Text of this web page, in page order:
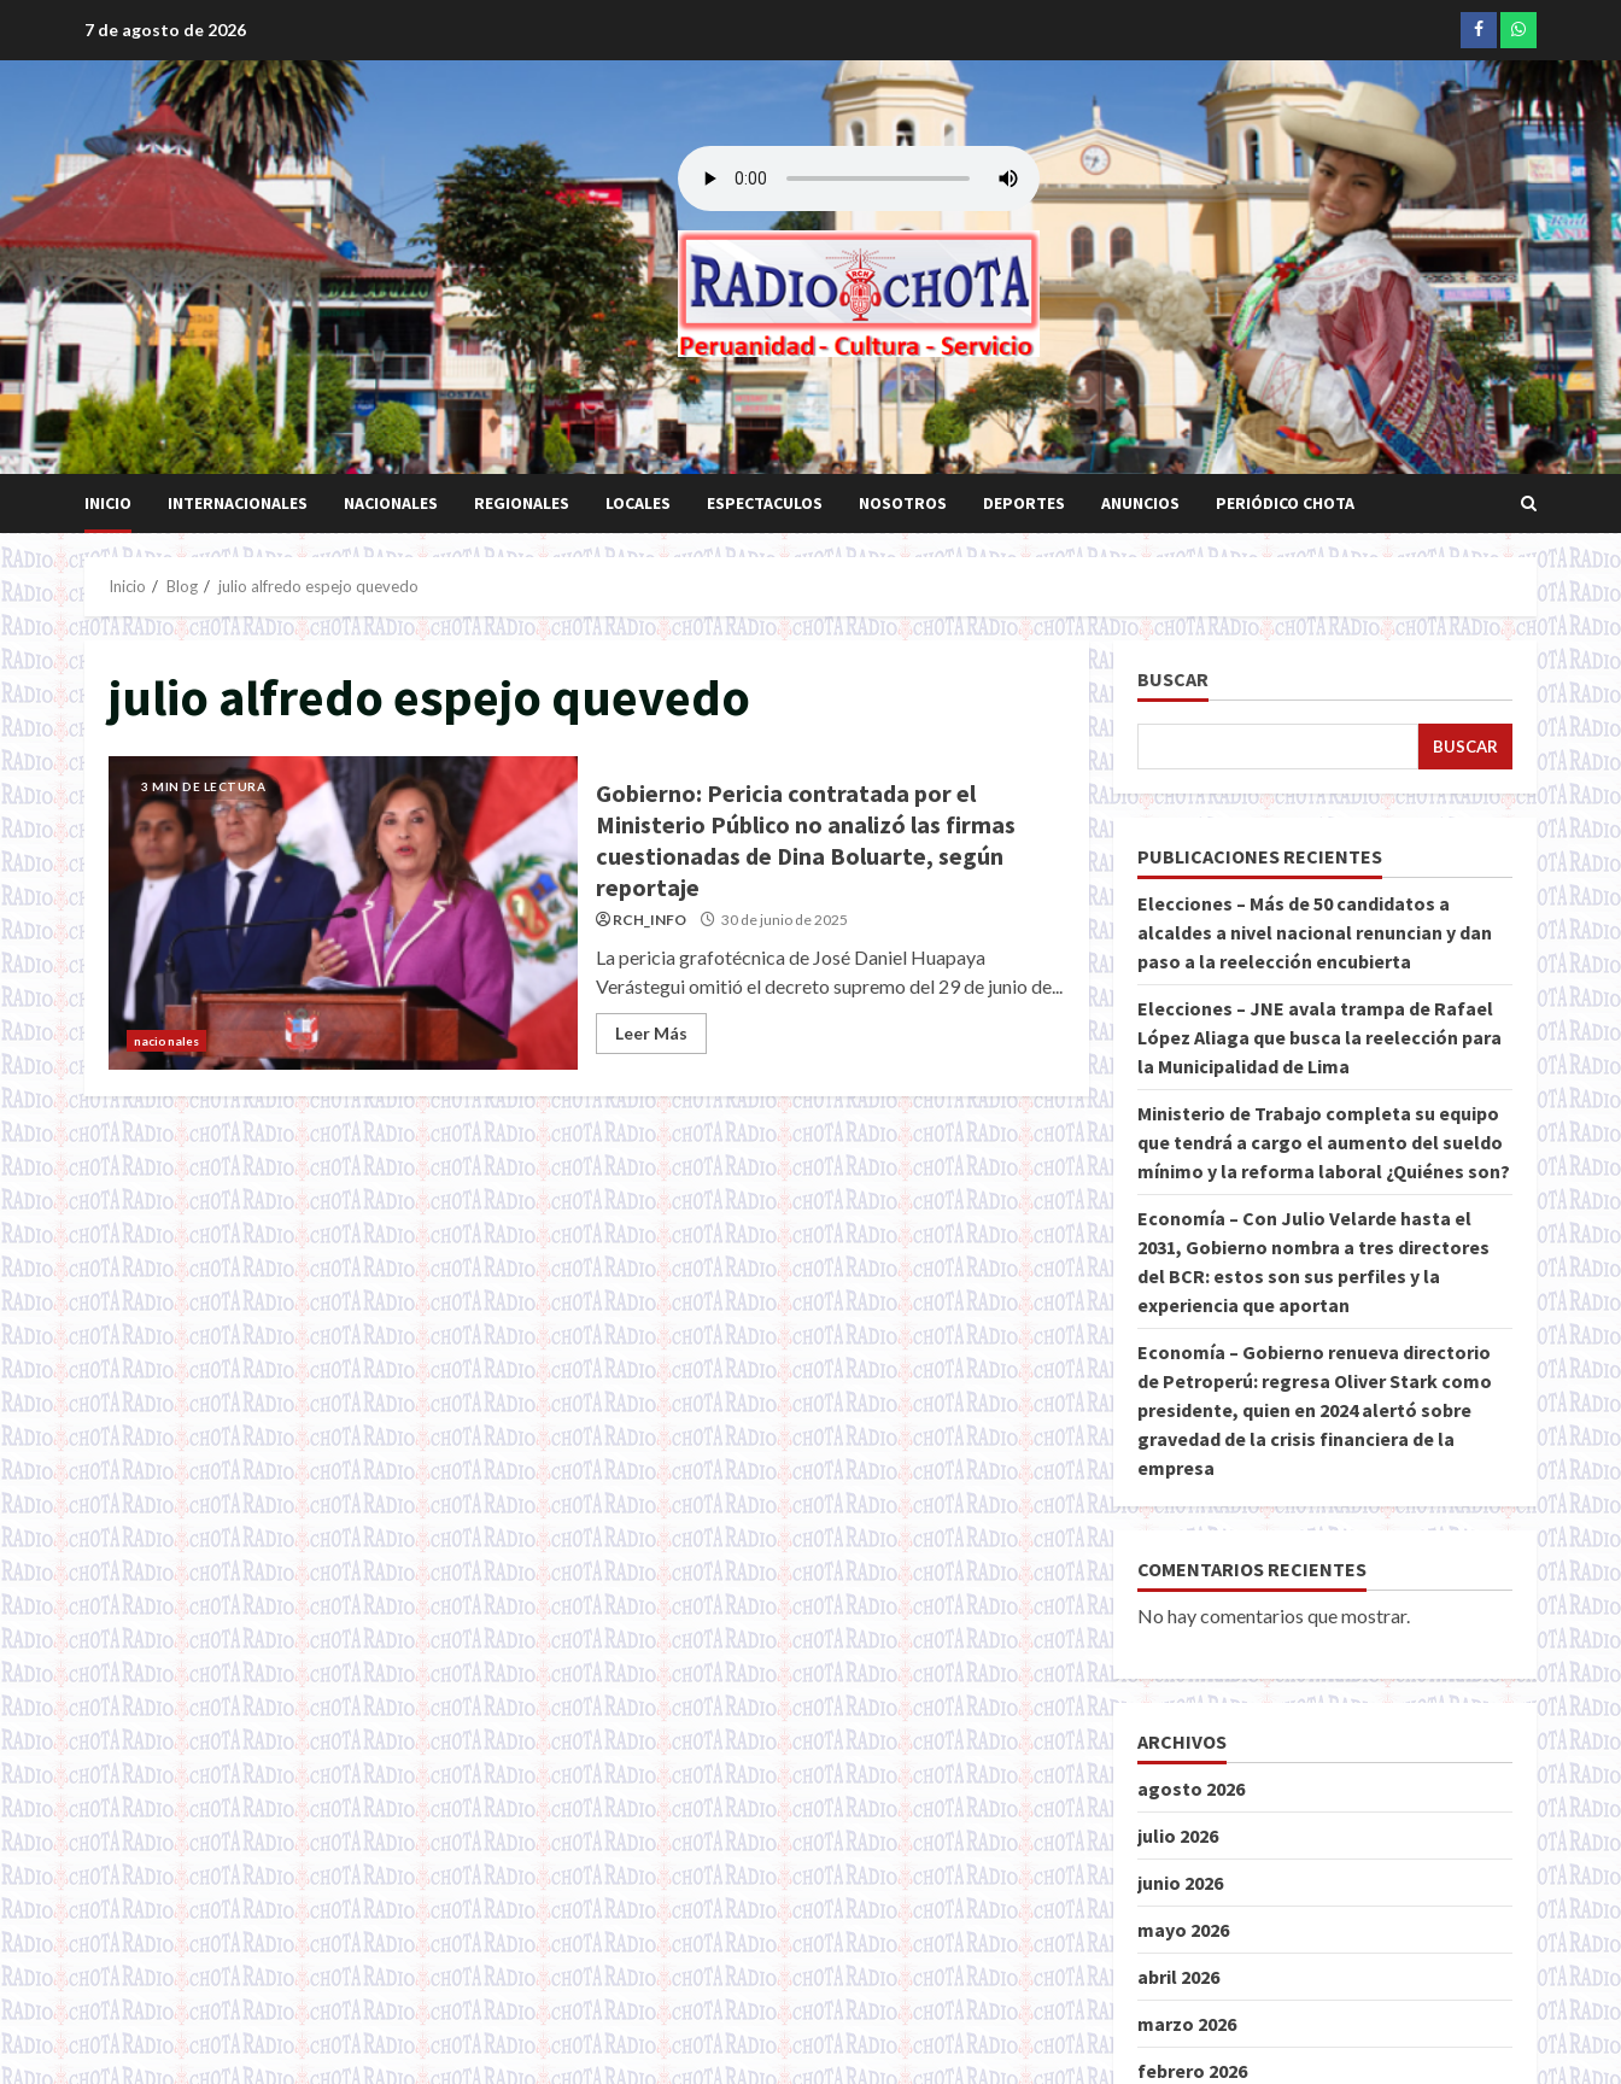
7 de agosto de 2026 Facebookwhatsapp
INICIO INTERNACIONALES NACIONALES REGIONALES LOCALES ESPECTACULOS NOSOTROS DEPORTES ANUNCIOS PERIÓDICO CHOTA
Inicio Blog julio alfredo espejo quevedo
julio alfredo espejo quevedo
3 MIN DE LECTURA
nacionales
Gobierno: Pericia contratada por el
Ministerio Público no analizó las firmas
cuestionadas de Dina Boluarte, según
reportaje
RCH_INFO 30 de junio de 2025
La pericia grafotécnica de José Daniel Huapaya
Verástegui omitió el decreto supremo del 29 de junio de...
Leer Más
BUSCAR
BUSCAR
PUBLICACIONES RECIENTES
Elecciones – Más de 50 candidatos a
alcaldes a nivel nacional renuncian y dan
paso a la reelección encubierta
Elecciones – JNE avala trampa de Rafael
López Aliaga que busca la reelección para
la Municipalidad de Lima
Ministerio de Trabajo completa su equipo
que tendrá a cargo el aumento del sueldo
mínimo y la reforma laboral ¿Quiénes son?
Economía – Con Julio Velarde hasta el
2031, Gobierno nombra a tres directores
del BCR: estos son sus perfiles y la
experiencia que aportan
Economía – Gobierno renueva directorio
de Petroperú: regresa Oliver Stark como
presidente, quien en 2024 alertó sobre
gravedad de la crisis financiera de la
empresa
COMENTARIOS RECIENTES
No hay comentarios que mostrar.
ARCHIVOS
agosto 2026
julio 2026
junio 2026
mayo 2026
abril 2026
marzo 2026
febrero 2026